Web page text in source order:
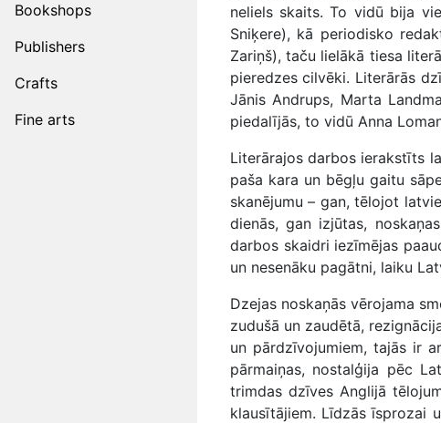
Bookshops
Publishers
Crafts
Fine arts
neliels skaits. To vidū bija
Sniķere), kā periodisko
Zariņš), taču lielākā tiesa
pieredzes cilvēki. Literārās
Jānis Andrups, Marta
piedalījās, to vidū Anna
Literārajos darbos ierakstīts
paša kara un bēgļu gaitu
skanējumu – gan, tēlojot
dienās, gan izjūtas,
darbos skaidri iezīmējas
un nesenāku pagātni, laiku
Dzejas noskaņās vērojama
zudušā un zaudētā,
un pārdzīvojumiem, tajās ir
pārmaiņas, nostalģija pēc
trimdas dzīves Anglijā
klausītājiem. Līdzās īsprozai